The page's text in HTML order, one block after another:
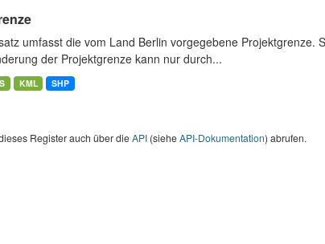
umfasst die vom Land Berlin vorgegebene Projektgrenze.
der Projektgrenze kann nur durch...
KML SHP
Register auch über dieAPI(sieheAPI-Dokumentation) abrufen.